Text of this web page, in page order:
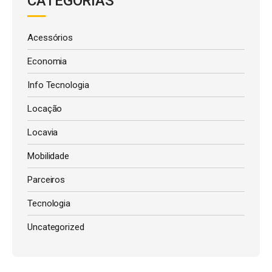
Acessórios
Economia
Info Tecnologia
Locação
Locavia
Mobilidade
Parceiros
Tecnologia
Uncategorized